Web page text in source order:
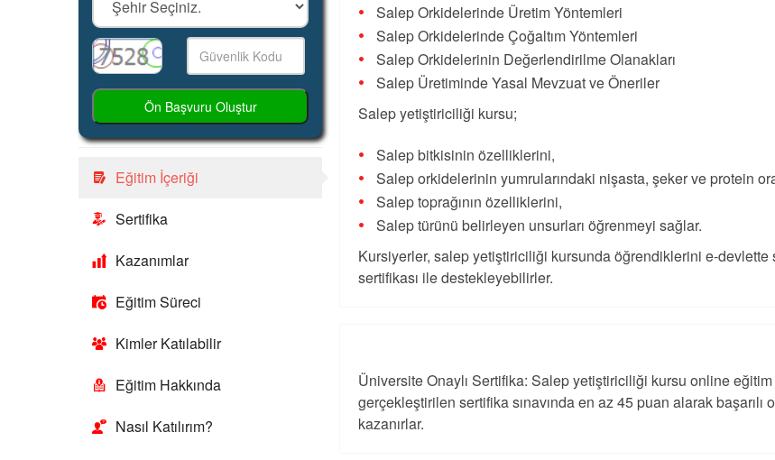
Ön Başvuru Oluştur
Eğitim İçeriği
Sertifika
Kazanımlar
Eğitim Süreci
Kimler Katılabilir
Eğitim Hakkında
Nasıl Katılırım?
Salep Orkidelerinde Üretim Yöntemleri
Salep Orkidelerinde Çoğaltım Yöntemleri
Salep Orkidelerinin Değerlendirilme Olanakları
Salep Üretiminde Yasal Mevzuat ve Öneriler
Salep yetiştiriciliği kursu;
Salep bitkisinin özelliklerini,
Salep orkidelerinin yumrularındaki nişasta, şeker ve protein
Salep toprağının özelliklerini,
Salep türünü belirleyen unsurları öğrenmeyi sağlar.
Kursiyerler, salep yetiştiriciliği kursunda öğrendiklerini e-
sertifikası ile destekleyebilirler.
Üniversite Onaylı Sertifika: Salep yetiştiriciliği kursu online
gerçekleştirilen sertifika sınavında en az 45 puan alarak
kazanırlar.